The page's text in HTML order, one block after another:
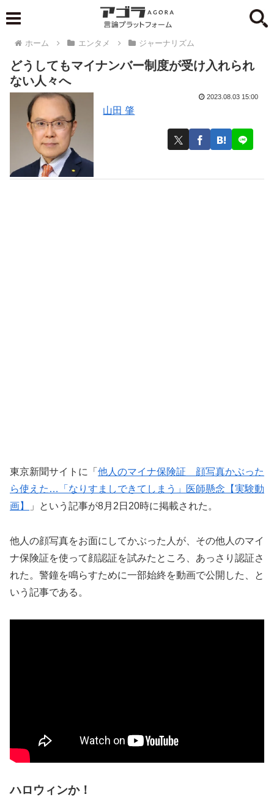
ホーム エンタメ ジャーナリズム
どうしてもマイナンバー制度が受け入れられ
ない人々へ
山田 肇
2023.08.03 15:00
東京新聞サイトに「 他人のマイナ保険証 顔写真かぶった
ら使えた…「なりすましできてしまう」医師懸念【実験動
画】
」という記事が8月2日20時に掲載された。
他人の顔写真をお面にしてかぶった人が、その他人のマイ
ナ保険証を使って顔認証を試みたところ、あっさり認証さ
れた。警鐘を鳴らすために一部始終を動画で公開した、と
いう記事である。
ハロウィンか！